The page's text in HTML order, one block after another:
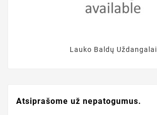
Lauko Baldų Uždangalai
Atsiprašome už nepatogumus.